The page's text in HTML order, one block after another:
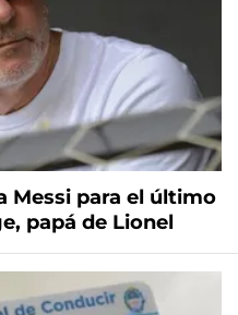
Messi para el último
papá de Lionel